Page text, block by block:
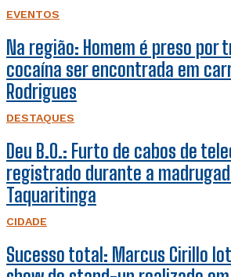
EVENTOS
Na região: Homem é preso por
cocaína ser encontrada em
Rodrigues
DESTAQUES
Deu B.O.: Furto de cabos de
registrado durante a
Taquaritinga
CIDADE
Sucesso total: Marcus Cirillo